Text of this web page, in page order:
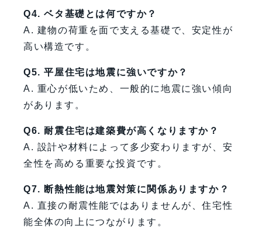
Q4. ベタ基礎とは何ですか？
A. 建物の荷重を面で支える基礎で、安定性が
高い構造です。
Q5. 平屋住宅は地震に強いですか？
A. 重心が低いため、一般的に地震に強い傾向
があります。
Q6. 耐震住宅は建築費が高くなりますか？
A. 設計や材料によって多少変わりますが、安
全性を高める重要な投資です。
Q7. 断熱性能は地震対策に関係ありますか？
A. 直接の耐震性能ではありませんが、住宅性
能全体の向上につながります。